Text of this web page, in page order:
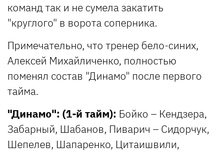
команд так и не сумела закатить
"круглого" в ворота соперника.
Примечательно, что тренер бело-синих,
Алексей Михайличенко, полностью
поменял состав "Динамо" после первого
тайма.
"Динамо": (1-й тайм): Бойко – Кендзера,
Забарный, Шабанов, Пиварич – Сидорчук,
Шепелев, Шапаренко, Цитаишвили,